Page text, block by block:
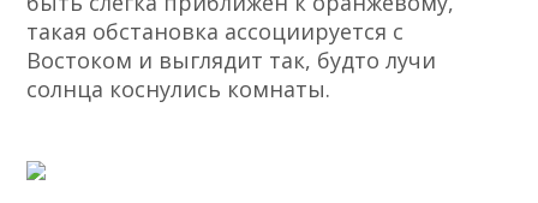
такая обстановка ассоциируется с
Востоком и выглядит так, будто лучи
солнца коснулись комнаты.